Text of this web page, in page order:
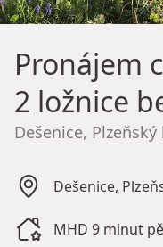
Pronájem
2 ložnice
Dešenice, Plzeňský
Dešenice,
MHD 9 minut